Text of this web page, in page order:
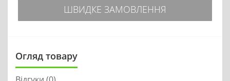
ШВИДКЕ ЗАМОВЛЕННЯ
Огляд товару